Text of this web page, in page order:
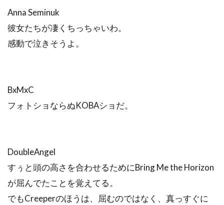
Anna Seminuk
彼女たちが凄くちっちゃいわ。
感動で泣きそうよ。
BxMxC
フォトショならぬKOBAショだ。
DoubleAngel
すぅと頭の高さを合わせるためにBring Me the Horizon
が屈んでたことを覚えてる。
でもCreeperのほうは、屈むのではなく、真っすぐに